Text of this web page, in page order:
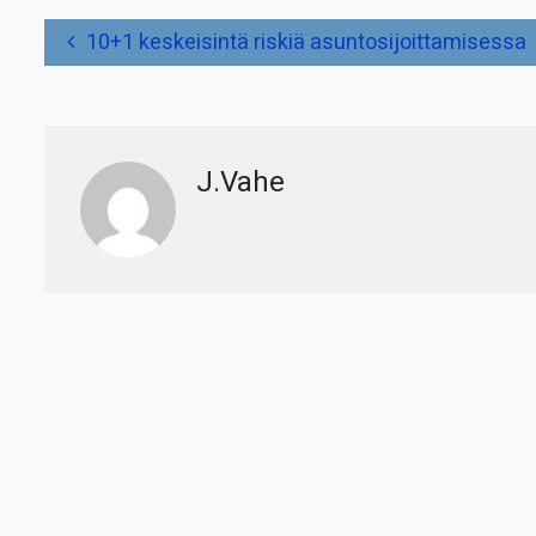
Artikkelien
selaus10+1 keskeisintä riskiä asuntosijoittamisessa
J.Vahe